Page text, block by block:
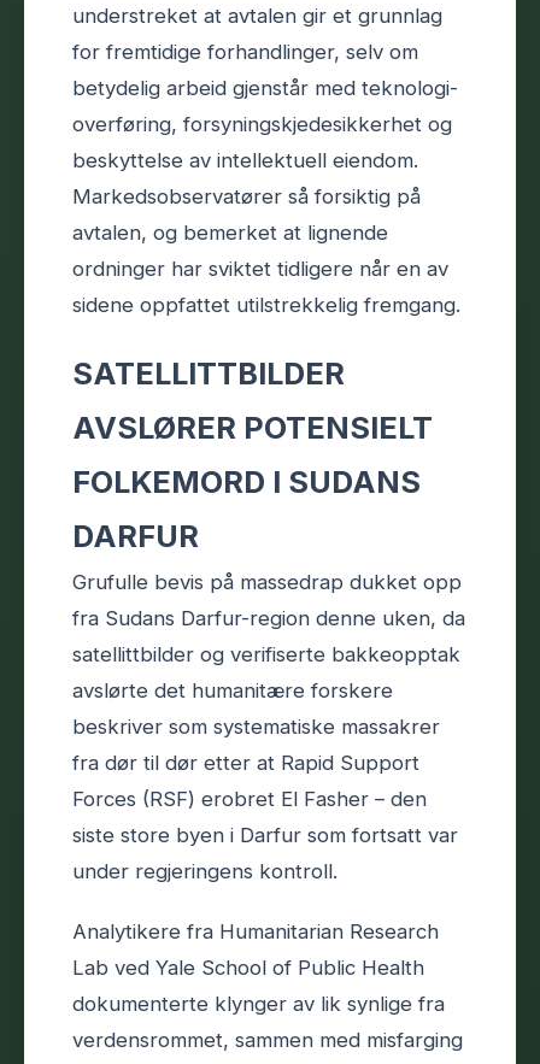
understreket at avtalen gir et grunnlag
for fremtidige forhandlinger, selv om
betydelig arbeid gjenstår med teknologi-
overføring, forsyningskjedesikkerhet og
beskyttelse av intellektuell eiendom.
Markedsobservatører så forsiktig på
avtalen, og bemerket at lignende
ordninger har sviktet tidligere når en av
sidene oppfattet utilstrekkelig fremgang.
SATELLITTBILDER
AVSLØRER POTENSIELT
FOLKEMORD I SUDANS
DARFUR
Grufulle bevis på massedrap dukket opp
fra Sudans Darfur-region denne uken, da
satellittbilder og verifiserte bakkeopptak
avslørte det humanitære forskere
beskriver som systematiske massakrer
fra dør til dør etter at Rapid Support
Forces (RSF) erobret El Fasher – den
siste store byen i Darfur som fortsatt var
under regjeringens kontroll.
Analytikere fra Humanitarian Research
Lab ved Yale School of Public Health
dokumenterte klynger av lik synlige fra
verdensrommet, sammen med misfarging